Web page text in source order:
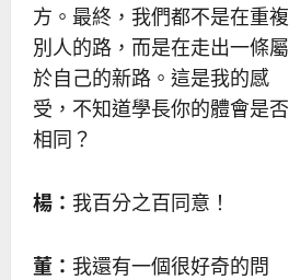
方。最終，我們都不是在重複
別人的路，而是在走出一條屬
於自己的新路。這是我的感
受，不知道學長你的體會是否
相同？
楊： 我百分之百同意！
董： 我還有一個很好奇的問